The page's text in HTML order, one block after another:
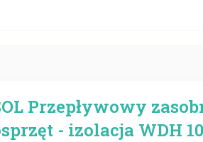
Przepływowy
- izolacja WDH